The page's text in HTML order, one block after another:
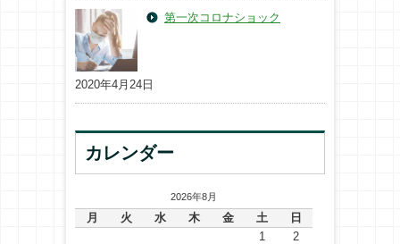
第一次コロナショック
2020年4月24日
カレンダー
2026年8月
月 火 水 木 金 土
日
1
2